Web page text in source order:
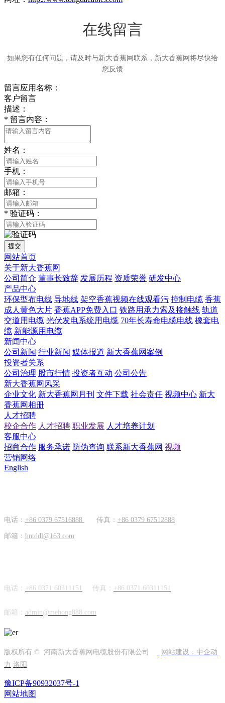
在线留言
如果您有任何问题，请及时与新大香蕉网联系，新大香蕉网将尽快给
您反馈
留言应用名称：
客户留言
描述：
* 留言内容：
姓名：
手机：
邮箱：
* 验证码：
提交
网站首页
关于新大香蕉网
公司简介 董事长致辞 发展历程 资质荣誉 研发中心
产品中心
环保型布电线 导地线 架空香蕉视频在线观看污 控制电缆 香蕉
成人黄色大片 香蕉APP免费入口 铁路用承力索及接触线 轨道
交道用电缆 光伏发电系统用电缆 70年长寿命电缆电线 橡套电
缆 新能源用电缆
新闻中心
公司新闻 行业新闻 媒体报道 新大香蕉网案例
投资者关系
公司治理 股市行情 投资者互动 公司公告
新大香蕉网风采
企业文化 新大香蕉网月刊 文件下载 社会责任 视频中心 新大
香蕉网相册
人才招聘
校企合作 人才招聘 职业发展 人才培养计划
客服中心
招商合作 服务承诺 防伪查询 联系新大香蕉网 视频
营销网络
English
电话： +86 0379 67516888 传真： +86 0379 67512888
邮箱： hntddl@163.com
电话： +86 0371 60311151 传真： +86 0371 60311151
邮箱： admin@mehong888.com
版权所有 © 河南新大香蕉网电缆股份有限公司
网站建设：中企动
力 洛阳
豫ICP备90932037号-1
网站地图